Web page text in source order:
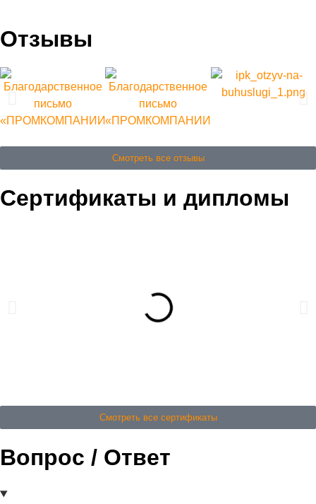
Отзывы
Смотреть все отзывы
Сертификаты и дипломы
Смотреть все сертификаты
Вопрос / Ответ